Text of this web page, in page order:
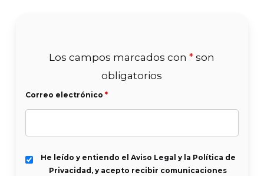
Los campos marcados con* son
obligatorios
Correo electrónico *
He leído y entiendo el Aviso Legal y la Política de
Privacidad, y acepto recibir comunicaciones